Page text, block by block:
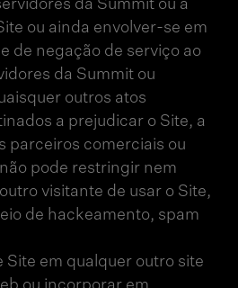
da Summit ou a
ou ainda envolver-se em
de negação de serviço ao
da Summit ou
outros atos
a prejudicar o Site, a
parceiros comerciais ou
pode restringir nem
visitante de usar o Site,
de hackeamento, spam
Site em qualquer outro site